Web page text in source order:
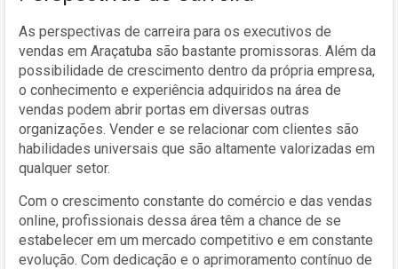
As perspectivas de carreira para os executivos de
vendas em Araçatuba são bastante promissoras. Além da
possibilidade de crescimento dentro da própria empresa,
o conhecimento e experiência adquiridos na área de
vendas podem abrir portas em diversas outras
organizações. Vender e se relacionar com clientes são
habilidades universais que são altamente valorizadas em
qualquer setor.
Com o crescimento constante do comércio e das vendas
online, profissionais dessa área têm a chance de se
estabelecer em um mercado competitivo e em constante
evolução. Com dedicação e o aprimoramento contínuo de